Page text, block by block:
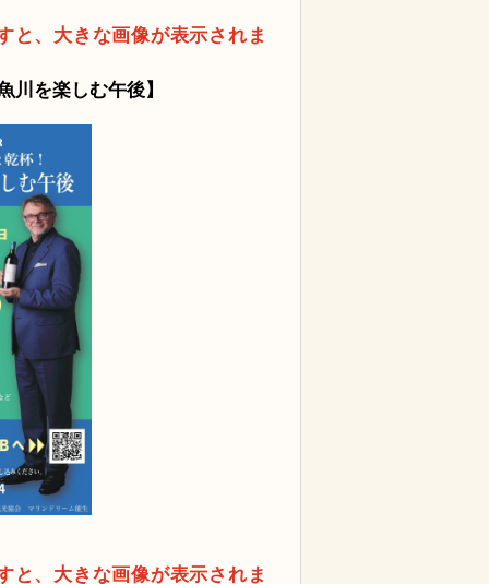
、大きな画像が表示されま
川を楽しむ午後】
、大きな画像が表示されま